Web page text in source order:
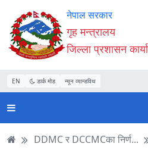
Accessibility
Mode
सुरु
गर्नुहोस्
सामाग्री
पढ्नुहाेस्
नेभिगेसन
पढ्नुहाेस्
वेबसाइट
खोजमा
जानुहोस्
नेपाल सरकार
गृह मन्त्रालय
जिल्ला प्रशासन
EN डार्क मोड न्यून व्यान्डविथ
DDMC र DCCMCका निर्ण...